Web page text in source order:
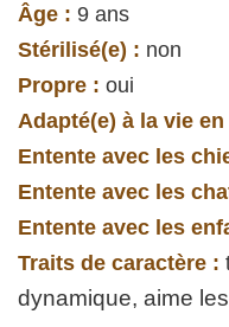
Âge : 9 ans
Stérilisé(e) : non
Propre : oui
Adapté(e) à la vie
Entente avec les
Entente avec les
Entente avec les
Traits de caractère :
dynamique, aime